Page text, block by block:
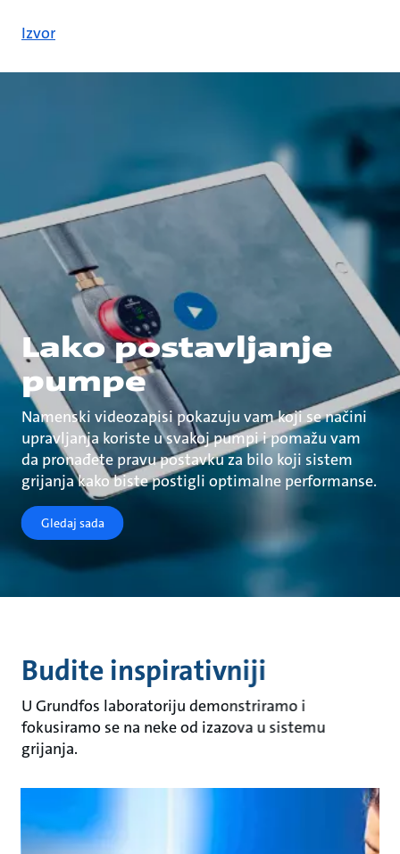
Izvor
Lako postavljanje
pumpe
Namenski videozapisi pokazuju vam koji se načini
upravljanja koriste u svakoj pumpi i pomažu vam
da pronađete pravu postavku za bilo koji sistem
grijanja kako biste postigli optimalne performanse.
Gledaj sada
Budite inspirativniji
U Grundfos laboratoriju demonstriramo i
fokusiramo se na neke od izazova u sistemu
grijanja.